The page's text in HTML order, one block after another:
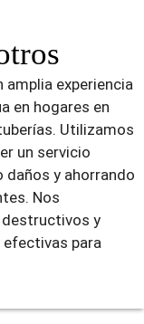
amplia experiencia
en hogares en
Utilizamos
un servicio
daños y ahorrando
Nos
y
para